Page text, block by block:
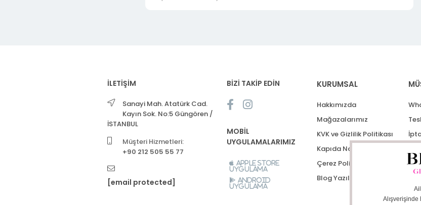
İLETİŞİM
Sanayi Mah. Atatürk Cad.
Kayın Sok. No:5 Güngören /
İSTANBUL
Müşteri Hizmetleri:
+90 212 505 55 77
[email protected]
BİZİ TAKİP EDİN
MOBİL
UYGULAMALARIMIZ
Apple Store
Uygulama
Android
Uygulama
KURUMSAL
Hakkımızda
Mağazalarımız
KVK ve Gizlilik Politikası
Kapıda Nakit Ödeme
Çerez Politikası
Blog Yazıları